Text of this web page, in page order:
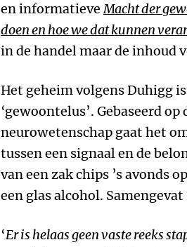
en informatieveMacht der
doen en hoe we dat kunnen
in de handel maar de inhoud
Het geheim volgens Duhigg
‘gewoontelus’. Gebaseerd
neurowetenschap gaat het
tussen een signaal en de
van een zak chips ’s avonds
een glas alcohol.
‘Er is helaas geen vaste reeks